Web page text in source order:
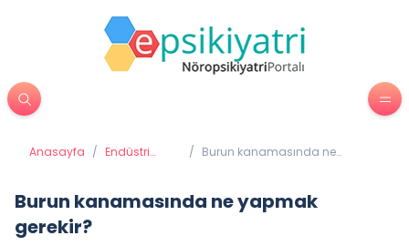
Anasayfa / Endüstri
/ Burun kanamasında ne
Burun kanamasında ne yapmak
gerekir?